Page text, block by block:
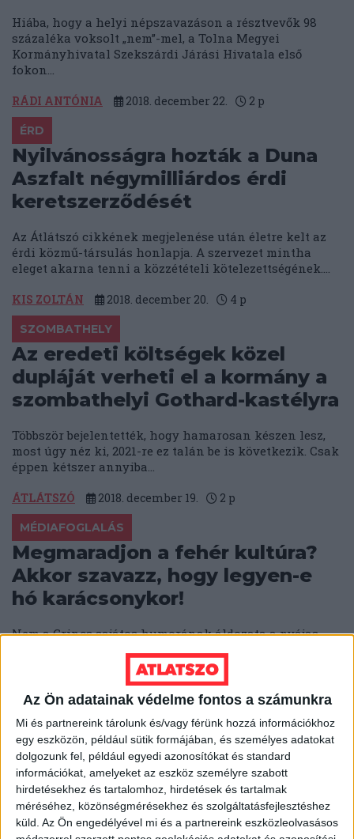
Az Ön adatainak védelme fontos a számunkra
Mi és partnereink tárolunk és/vagy férünk hozzá információkhoz
egy eszközön, például sütik formájában, és személyes adatokat
dolgozunk fel, például egyedi azonosítókat és standard
információkat, amelyeket az eszköz személyre szabott
hirdetésekhez és tartalomhoz, hirdetések és tartalmak
méréséhez, közönségmérésekhez és szolgáltatásfejlesztéshez
küld. Az Ön engedélyével mi és a partnereink eszközleolvasásos
Hiába, hogy a helyi népszavazáson a résztvevők 98
százaléka voksolt „nem”-mel, a Tolna Megyei
Kormányhivatal Szekszárdi Járási Hivatala első
fokon...
RÁDI ANTÓNIA 2018. december 22. 2 p
ÉRD
Nyilvánosságra hozták a Duna
Aszfalt négymilliárdos érdi
keretszerződését
Az Átlátszó cikkének megjelenése után életre kelt az
érdi közmű-társulás honlapja. A szervezet mintha
eleget akarna tenni a közzétételi kötelezettségének....
KIS ZOLTÁN 2018. december 20. 4 p
SZOMBATHELY
Az eredeti költségek közel
dupláját verheti el a kormány a
szombathelyi Gothard-kastélyra
Többször bejelentették, hogy hamarosan készen lesz,
most úgy néz ki, 2021-re ez talán be is következik. Csak
éppen kétszer annyiba...
ÁTLÁTSZÓ 2018. december 19. 2 p
MÉDIAFOGLALÁS
Megmaradjon a fehér kultúra?
Akkor szavazz, hogy legyen-e
hó karácsonykor!
Nem a Grincs sajátos humorának áldozata a nyájas
olvasó: a nyár végén életre hívott Közép-Európai Sajtó
és Média Alapítványba olvadt...
ÁTLÁTSZÓ 2018. december 18. 1p
SZÉKESFEHÉRVÁR
Élesedik a fehérvári cicaharc, az
ellenzék elhatárolódást vár a
rabszolgatörvénytől
Ha lassan is, de elérte Székesfehérvárt is a budapesti